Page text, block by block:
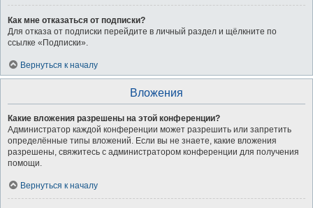
Как мне отказаться от подписки?
Для отказа от подписки перейдите в личный раздел и щёлкните по
ссылке «Подписки».
Вернуться к началу
Вложения
Какие вложения разрешены на этой конференции?
Администратор каждой конференции может разрешить или запретить
определённые типы вложений. Если вы не знаете, какие вложения
разрешены, свяжитесь с администратором конференции для получения
помощи.
Вернуться к началу